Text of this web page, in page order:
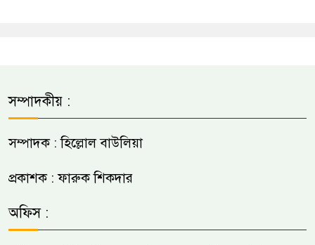
সম্পাদকীয় :
সম্পাদক : হিল্লোল বাউলিয়া
প্রকাশক : ফারুক শিকদার
অফিস :